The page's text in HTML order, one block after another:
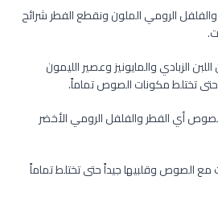
الرومي الملون ونقطع الفطر شرائح
الزبادي والمايونيز وعصير الليمون
تختلط مكونات الصوص تماماً.
أي الفطر والفلفل الرومي الأخضر
الصوص وقلبيها جيداً حتى تختلط تماماً